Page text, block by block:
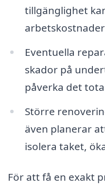
tillgänglighet
Eventuella
skador på
påverka det
Större
även planerar
isolera taket,
För att få en exakt